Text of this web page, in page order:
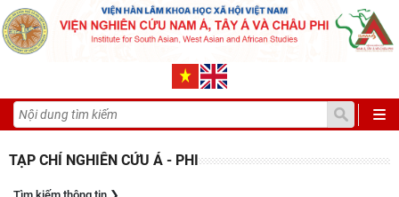
TẠP CHÍ NGHIÊN CỨU Á - PHI